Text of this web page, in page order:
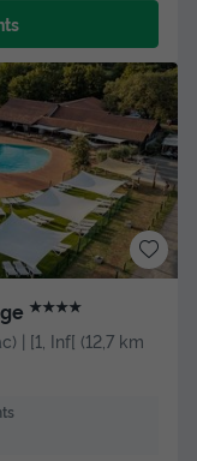
★★★★
| [1, Inf[ (12,7 km